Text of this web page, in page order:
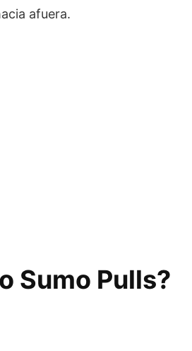
afuera.
Sumo Pulls?